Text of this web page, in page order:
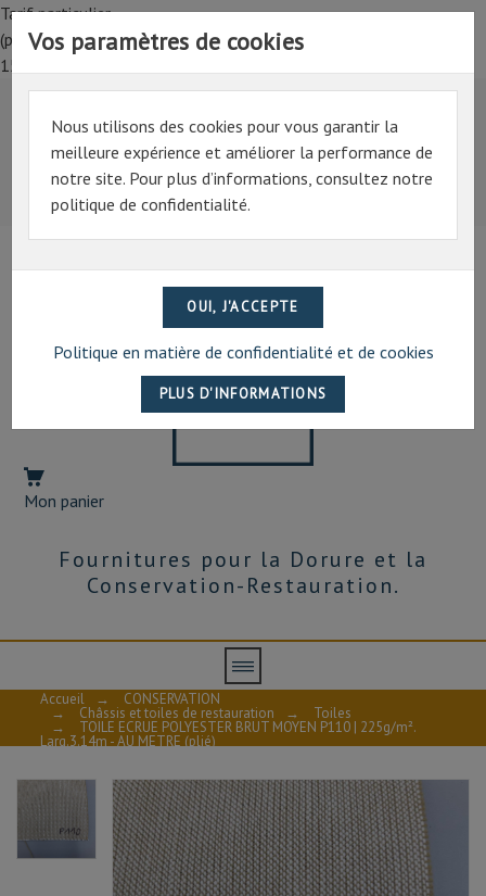
Tarif particulier,
(professionnel, connectez-vous pour bénéficier de la remise de
15%)
Tarif particulier,
(professionnel, connectez-vous pour bénéficier de la
remise de 15%)
07 69 94 13 47
Mon panier
Fournitures pour la Dorure et la
Conservation-Restauration.
Vos paramètres de cookies
Nous utilisons des cookies pour vous garantir la
meilleure expérience et améliorer la performance de
notre site. Pour plus d’informations, consultez notre
politique de confidentialité.
Politique en matière de confidentialité et de cookies
Accueil → CONSERVATION
→ Châssis et toiles de restauration → Toiles
→ TOILE ECRUE POLYESTER BRUT MOYEN P110 | 225g/m².
Larg.3.14m - AU METRE (plié)